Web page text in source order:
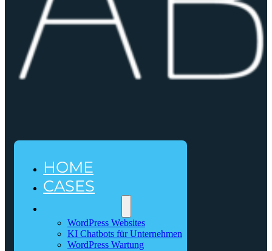
HOME
CASES
WordPress Websites
KI Chatbots für Unternehmen
WordPress Wartung